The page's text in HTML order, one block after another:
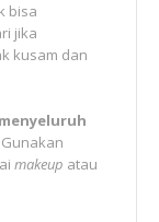
bisa
jika
kusam dan
makeup atau